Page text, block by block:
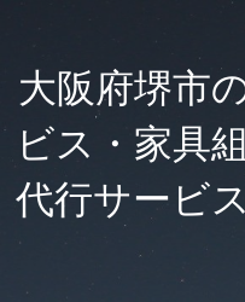
大阪府堺市
ビス・家具
代行サービ